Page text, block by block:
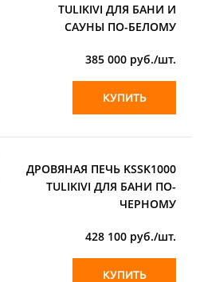
TULIKIVI ДЛЯ БАНИ И
САУНЫ ПО-БЕЛОМУ
385 000 руб./шт.
КУПИТЬ
ДРОВЯНАЯ ПЕЧЬ KSSK1000
TULIKIVI ДЛЯ БАНИ ПО-
ЧЕРНОМУ
428 100 руб./шт.
КУПИТЬ